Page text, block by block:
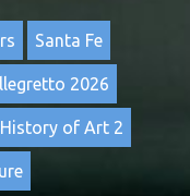
Santa Fe
2026
History of Art 2